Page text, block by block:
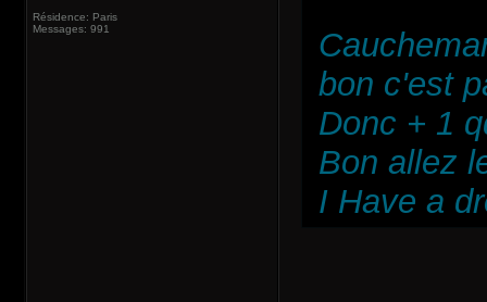
Résidence: Paris
Messages: 991
bon c'est
Donc + 1
Bon allez
I Have a